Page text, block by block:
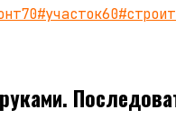
70#участок60#